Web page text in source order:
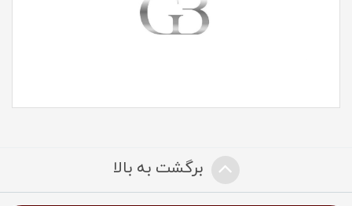
برگشت به بالا